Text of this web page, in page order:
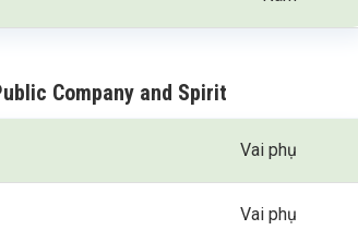
Company and Spirit
Vai phụ
Vai phụ